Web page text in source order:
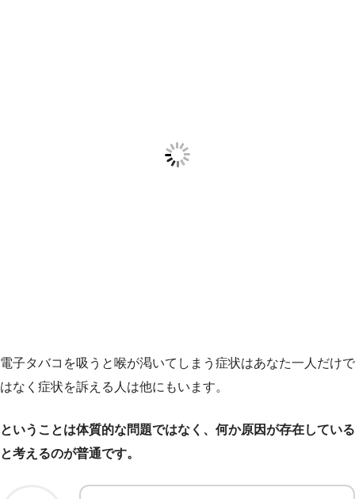
電子タバコを吸うと喉が渇いてしまう症状はあなた一人だけで
はなく症状を訴える人は他にもいます。
ということは体質的な問題ではなく、何か原因が存在している
と考えるのが普通です。